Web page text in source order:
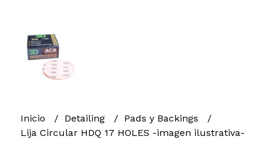
Inicio Detailing
Pads y Backings
Lija Circular HDQ 17 HOLES -imagen ilustrativa-